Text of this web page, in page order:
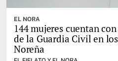
EL NORA
144 mujeres cuentan
de la Guardia Civil en
Noreña